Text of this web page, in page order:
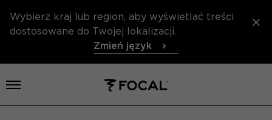
Wybierz kraj lub region, aby wyświetlać treści
dostosowane do Twojej lokalizacji.
Zmień język
Otwórz menu